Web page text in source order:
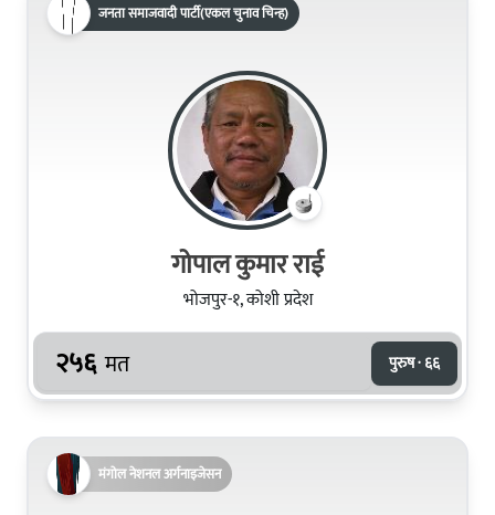
जनता समाजवादी पार्टी(एकल चुनाव चिन्ह)
गोपाल कुमार राई
भोजपुर-१, कोशी प्रदेश
२५६ मत पुरुष · ६६
मंगोल नेशनल अर्गनाइजेसन